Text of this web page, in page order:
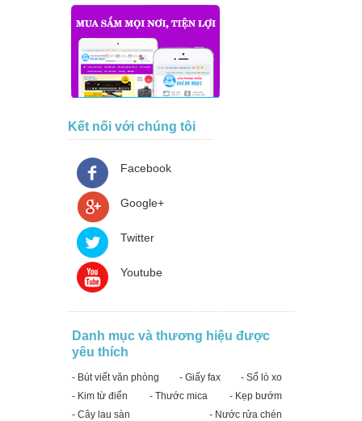
Kết nối với chúng tôi
Facebook
Google+
Twitter
Youtube
Danh mục và thương hiệu được
yêu thích
- Bút viết văn phòng - Giấy fax
- Sổ lò xo
- Kim từ điển
- Thước mica
- Kẹp bướm
- Cây lau sàn
- Nước rửa chén